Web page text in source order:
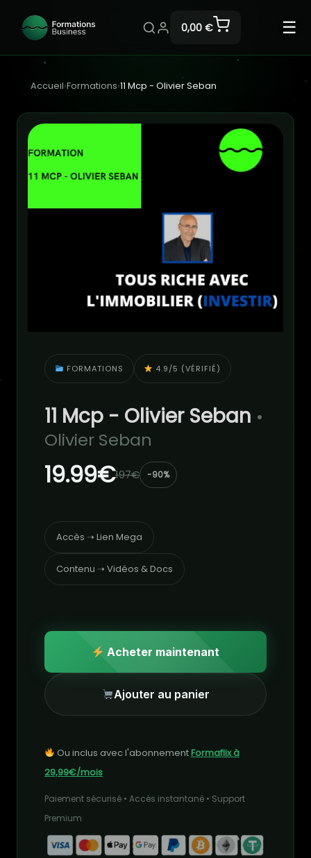
0,00 € ☰
Accueil›Formations›11 Mcp - Olivier Seban
FORMATIONS 4.9/5 (VÉRIFIÉ)
11 Mcp - Olivier Seban •
Olivier Seban
19.99€197€ -90%
Accès ➝ Lien Mega
Contenu ➝ Vidéos & Docs
Acheter maintenant
Ajouter au panier
Ou inclus avec l'abonnementFormaflix à
29,99€/mois
Paiement sécurisé • Accès instantané • Support
Premium